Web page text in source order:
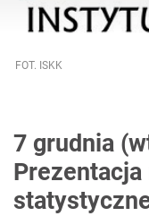
FOT. ISKK
7 grudnia